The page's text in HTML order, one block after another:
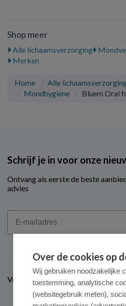
Shop meer
Alle lichaamsverzorging
Merken
Home Alle
Mondhygiene
Bluem Oral
Schrijf je in voor onze
Ontvang als eerste de beste
advies
Email
Veel gestelde vragen
Over de cookies op
Wij gebruiken noodzakelijke
toestemming, analytische
(websitegebruik meten),